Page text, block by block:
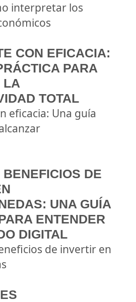
interpretar los
CON EFICACIA:
PARA
LA
TOTAL
eficacia: Una guía
DE
UNA GUÍA
ENTENDER
DIGITAL
de invertir en